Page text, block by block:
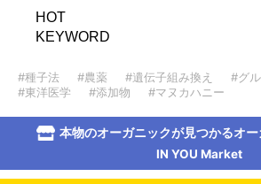
HOT
KEYWORD
#種子法 #農薬 #遺伝子組み換え
#グ
#東洋医学
#添加物 #マヌカハニー
本物のオーガニックが見つかるオ
IN YOU Market